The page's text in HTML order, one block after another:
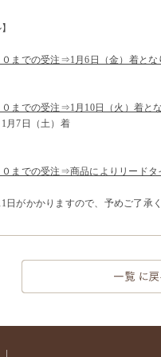
までの受注⇒1月6日（金）着とな
までの受注⇒1月10日（火）着とな
月7日（土）着
までの受注⇒商品によりリードタ
がかかりますので、予めご了承く